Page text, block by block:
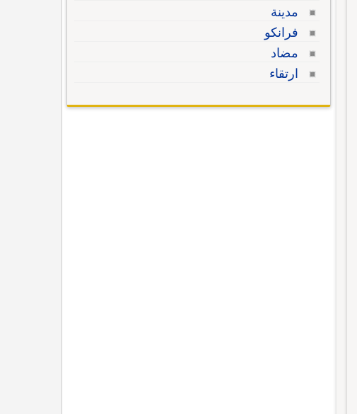
مدينة
فرانكو
مضاد
ارتقاء